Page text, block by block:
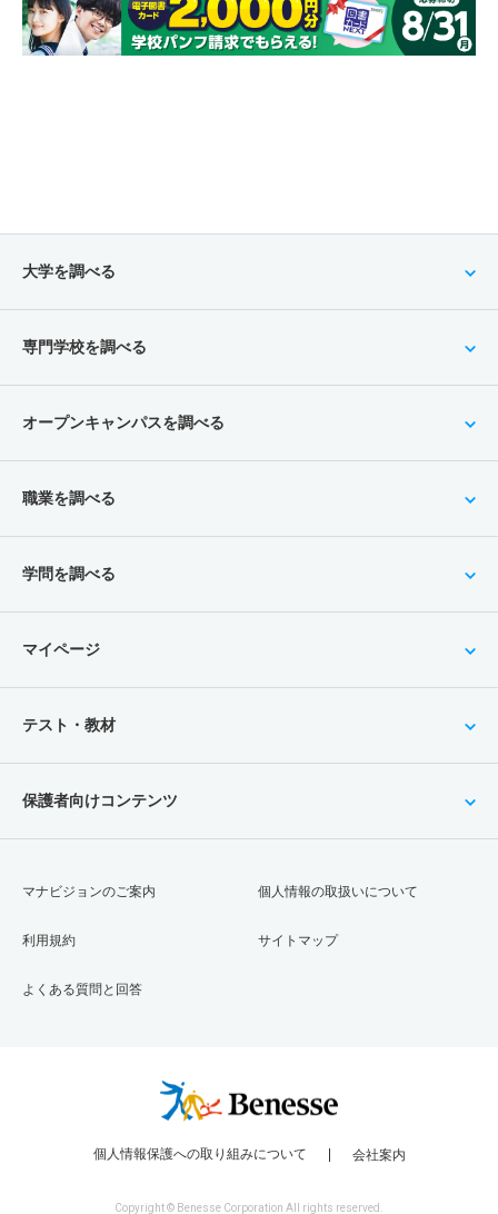
大学を調べる
専門学校を調べる
オープンキャンパスを調べる
職業を調べる
学問を調べる
マイページ
テスト・教材
保護者向けコンテンツ
マナビジョンのご案内
利用規約
よくある質問と回答
個人情報の取扱いについて
サイトマップ
個人情報保護への取り組みについて 会社案内
Copyright © Benesse Corporation All rights reserved.